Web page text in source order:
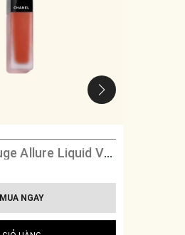
CHANEL Rouge Allure Liquid Velvet - 228 Fascinante
MUA NGAY